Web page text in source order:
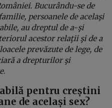
Bucurându-se de
persoanele de acelaşi
au dreptul de a-şi
acestor relaţii şi de a
prevăzute de lege, de
a drepturilor şi
.
pentru creștini
de același sex?